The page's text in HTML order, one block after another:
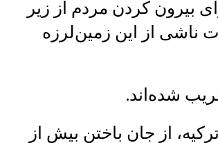
بیرون کردن مردم از زیر
ناشی از این زمین‌لرزه
شده‌اند.
از جان باختن بیش از